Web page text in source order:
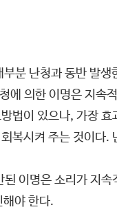
분 난청과 동반 발
의한 이명은 지속
이 있으나, 가장
시켜 주는 것이다.
이명은 소리가 지
야 한다.